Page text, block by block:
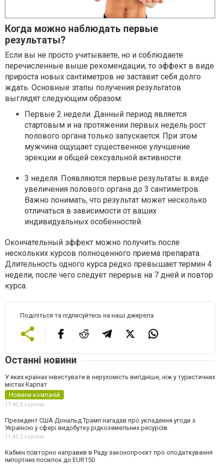
Когда можно наблюдать первые
результаты?
Если вы не просто учитываете, но и соблюдаете
перечисленные выше рекомендации, то эффект в виде
прироста новых сантиметров не заставит себя долго
ждать. Основные этапы получения результатов
выглядят следующим образом:
Первые 2 недели. Данный период является
стартовым и на протяжении первых недель рост
полового органа только запускается. При этом
мужчина ощущает существенное улучшение
эрекции и общей сексуальной активности.
3 неделя. Появляются первые результаты в виде
увеличения полового органа до 3 сантиметров.
Важно понимать, что результат может несколько
отличаться в зависимости от ваших
индивидуальных особенностей.
Окончательный эффект можно получить после
нескольких курсов полноценного приема препарата.
Длительность одного курса редко превышает термин 4
недели, после чего следует перерыв на 7 дней и повтор
курса.
Поділіться та підписуйтесь на наші джерела
Останні новини
У яких країнах інвестувати в нерухомість вигідніше, ніж у туристичних
містах Карпат
Новини компаній
17:40,3 серпня
Президент США Дональд Трамп нагадав про укладення угоди з
Україною у сфері видобутку рідкоземельних ресурсів
11:45,2 серпня
Кабмін повторно направив в Раду законопроєкт про оподаткування
імпортних посилок до EUR150